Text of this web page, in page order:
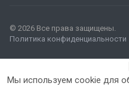
© 2026 Все права защищены.
Политика конфиденциальности
Мы используем cookie для